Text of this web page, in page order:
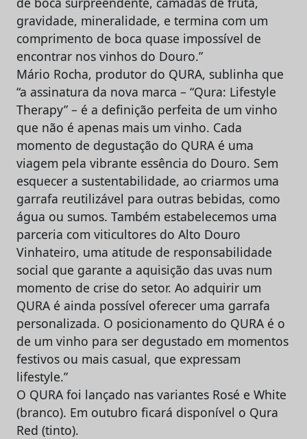
gravidade, mineralidade, e termina com um
comprimento de boca quase impossível de
encontrar nos vinhos do Douro.”
Mário Rocha, produtor do QURA, sublinha que
“a assinatura da nova marca – “Qura: Lifestyle
Therapy” – é a definição perfeita de um vinho
que não é apenas mais um vinho. Cada
momento de degustação do QURA é uma
viagem pela vibrante essência do Douro. Sem
esquecer a sustentabilidade, ao criarmos uma
garrafa reutilizável para outras bebidas, como
água ou sumos. Também estabelecemos uma
parceria com viticultores do Alto Douro
Vinhateiro, uma atitude de responsabilidade
social que garante a aquisição das uvas num
momento de crise do setor. Ao adquirir um
QURA é ainda possível oferecer uma garrafa
personalizada. O posicionamento do QURA é o
de um vinho para ser degustado em momentos
festivos ou mais casual, que expressam
lifestyle.”
O QURA foi lançado nas variantes Rosé e White
(branco). Em outubro ficará disponível o Qura
Red (tinto).